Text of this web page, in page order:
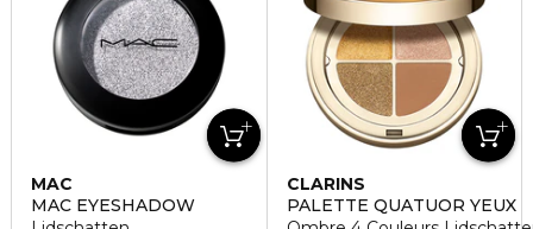
MAC
MAC EYESHADOW
CLARINS
PALETTE QUATUOR YEUX